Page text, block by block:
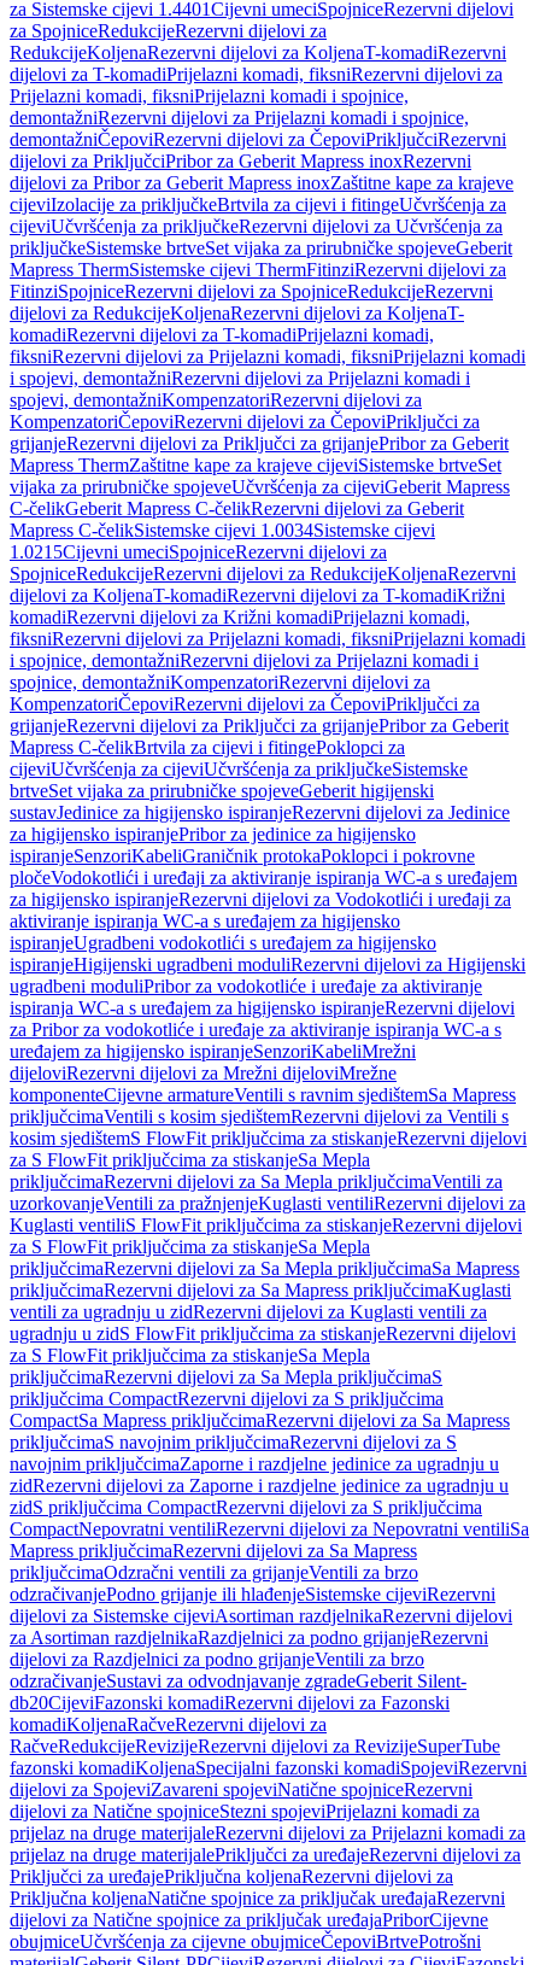
za Sistemske cijevi 1.4401Cijevni umeciSpojniceRezervni dijelovi
za SpojniceRedukcijeRezervni dijelovi za
RedukcijeKoljenaRezervni dijelovi za KoljenaT-komadiRezervni
dijelovi za T-komadiPrijelazni komadi, fiksniRezervni dijelovi za
Prijelazni komadi, fiksniPrijelazni komadi i spojnice,
demontažniRezervni dijelovi za Prijelazni komadi i spojnice,
demontažniČepoviRezervni dijelovi za ČepoviPriključciRezervni
dijelovi za PriključciPribor za Geberit Mapress inoxRezervni
dijelovi za Pribor za Geberit Mapress inoxZaštitne kape za krajeve
cijeviIzolacije za priključkeBrtvila za cijevi i fitingeUčvršćenja za
cijeviUčvršćenja za priključkeRezervni dijelovi za Učvršćenja za
priključkeSistemske brtveSet vijaka za prirubničke spojeveGeberit
Mapress ThermSistemske cijevi ThermFitinziRezervni dijelovi za
FitinziSpojniceRezervni dijelovi za SpojniceRedukcijeRezervni
dijelovi za RedukcijeKoljenaRezervni dijelovi za KoljenaT-
komadiRezervni dijelovi za T-komadiPrijelazni komadi,
fiksniRezervni dijelovi za Prijelazni komadi, fiksniPrijelazni komadi
i spojevi, demontažniRezervni dijelovi za Prijelazni komadi i
spojevi, demontažniKompenzatoriRezervni dijelovi za
KompenzatoriČepoviRezervni dijelovi za ČepoviPriključci za
grijanjeRezervni dijelovi za Priključci za grijanjePribor za Geberit
Mapress ThermZaštitne kape za krajeve cijeviSistemske brtveSet
vijaka za prirubničke spojeveUčvršćenja za cijeviGeberit Mapress
C-čelikGeberit Mapress C-čelikRezervni dijelovi za Geberit
Mapress C-čelikSistemske cijevi 1.0034Sistemske cijevi
1.0215Cijevni umeciSpojniceRezervni dijelovi za
SpojniceRedukcijeRezervni dijelovi za RedukcijeKoljenaRezervni
dijelovi za KoljenaT-komadiRezervni dijelovi za T-komadiKrižni
komadiRezervni dijelovi za Križni komadiPrijelazni komadi,
fiksniRezervni dijelovi za Prijelazni komadi, fiksniPrijelazni komadi
i spojnice, demontažniRezervni dijelovi za Prijelazni komadi i
spojnice, demontažniKompenzatoriRezervni dijelovi za
KompenzatoriČepoviRezervni dijelovi za ČepoviPriključci za
grijanjeRezervni dijelovi za Priključci za grijanjePribor za Geberit
Mapress C-čelikBrtvila za cijevi i fitingePoklopci za
cijeviUčvršćenja za cijeviUčvršćenja za priključkeSistemske
brtveSet vijaka za prirubničke spojeveGeberit higijenski
sustavJedinice za higijensko ispiranjeRezervni dijelovi za Jedinice
za higijensko ispiranjePribor za jedinice za higijensko
ispiranjeSenzoriKabeliGraničnik protokaPoklopci i pokrovne
pločeVodokotlići i uređaji za aktiviranje ispiranja WC-a s uređajem
za higijensko ispiranjeRezervni dijelovi za Vodokotlići i uređaji za
aktiviranje ispiranja WC-a s uređajem za higijensko
ispiranjeUgradbeni vodokotlići s uređajem za higijensko
ispiranjeHigijenski ugradbeni moduliRezervni dijelovi za Higijenski
ugradbeni moduliPribor za vodokotliće i uređaje za aktiviranje
ispiranja WC-a s uređajem za higijensko ispiranjeRezervni dijelovi
za Pribor za vodokotliće i uređaje za aktiviranje ispiranja WC-a s
uređajem za higijensko ispiranjeSenzoriKabeliMrežni
dijeloviRezervni dijelovi za Mrežni dijeloviMrežne
komponenteCijevne armatureVentili s ravnim sjedištemSa Mapress
priključcimaVentili s kosim sjedištemRezervni dijelovi za Ventili s
kosim sjedištemS FlowFit priključcima za stiskanjeRezervni dijelovi
za S FlowFit priključcima za stiskanjeSa Mepla
priključcimaRezervni dijelovi za Sa Mepla priključcimaVentili za
uzorkovanjeVentili za pražnjenjeKuglasti ventiliRezervni dijelovi za
Kuglasti ventiliS FlowFit priključcima za stiskanjeRezervni dijelovi
za S FlowFit priključcima za stiskanjeSa Mepla
priključcimaRezervni dijelovi za Sa Mepla priključcimaSa Mapress
priključcimaRezervni dijelovi za Sa Mapress priključcimaKuglasti
ventili za ugradnju u zidRezervni dijelovi za Kuglasti ventili za
ugradnju u zidS FlowFit priključcima za stiskanjeRezervni dijelovi
za S FlowFit priključcima za stiskanjeSa Mepla
priključcimaRezervni dijelovi za Sa Mepla priključcimaS
priključcima CompactRezervni dijelovi za S priključcima
CompactSa Mapress priključcimaRezervni dijelovi za Sa Mapress
priključcimaS navojnim priključcimaRezervni dijelovi za S
navojnim priključcimaZaporne i razdjelne jedinice za ugradnju u
zidRezervni dijelovi za Zaporne i razdjelne jedinice za ugradnju u
zidS priključcima CompactRezervni dijelovi za S priključcima
CompactNepovratni ventiliRezervni dijelovi za Nepovratni ventiliSa
Mapress priključcimaRezervni dijelovi za Sa Mapress
priključcimaOdzračni ventili za grijanjeVentili za brzo
odzračivanjePodno grijanje ili hlađenjeSistemske cijeviRezervni
dijelovi za Sistemske cijeviAsortiman razdjelnikaRezervni dijelovi
za Asortiman razdjelnikaRazdjelnici za podno grijanjeRezervni
dijelovi za Razdjelnici za podno grijanjeVentili za brzo
odzračivanjeSustavi za odvodnjavanje zgradeGeberit Silent-
db20CijeviFazonski komadiRezervni dijelovi za Fazonski
komadiKoljenaRačveRezervni dijelovi za
RačveRedukcijeRevizijeRezervni dijelovi za RevizijeSuperTube
fazonski komadiKoljenaSpecijalni fazonski komadiSpojeviRezervni
dijelovi za SpojeviZavareni spojeviNatične spojniceRezervni
dijelovi za Natične spojniceStezni spojeviPrijelazni komadi za
prijelaz na druge materijaleRezervni dijelovi za Prijelazni komadi za
prijelaz na druge materijalePriključci za uređajeRezervni dijelovi za
Priključci za uređajePriključna koljenaRezervni dijelovi za
Priključna koljenaNatične spojnice za priključak uređajaRezervni
dijelovi za Natične spojnice za priključak uređajaPriborCijevne
obujmiceUčvršćenja za cijevne obujmiceČepoviBrtvePotrošni